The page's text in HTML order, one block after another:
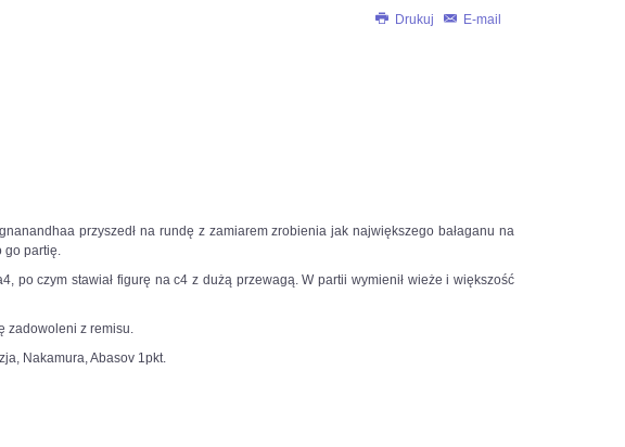
Drukuj E-mail
przyszedł na rundę z zamiarem zrobienia jak największego bałaganu na
partię.
po czym stawiał figurę na c4 z dużą przewagą. W partii wymienił wieże i większość
zadowoleni z remisu.
Nakamura, Abasov 1pkt.